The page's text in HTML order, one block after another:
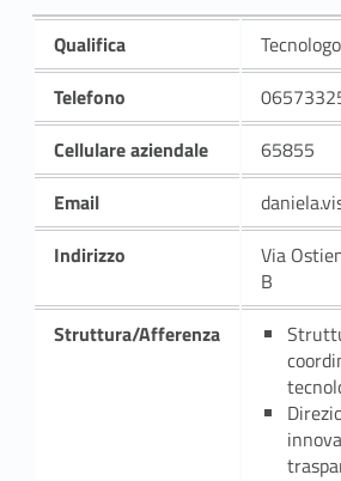
Qualifica
Telefono
Cellulare aziendale
65855
Email
Indirizzo
Via
B
Struttura/Afferenza